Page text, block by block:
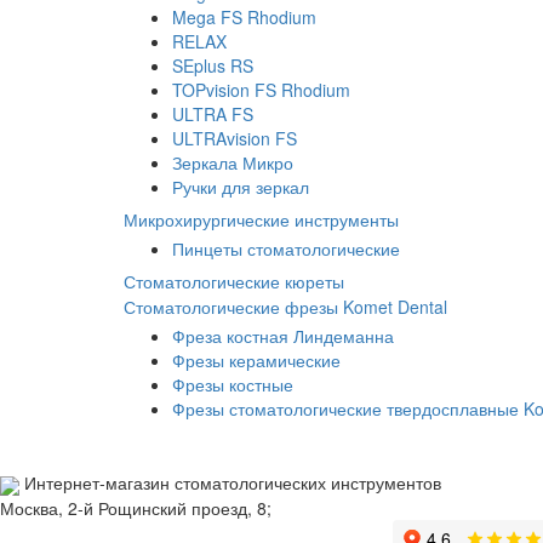
Mega FS Rhodium
RELAX
SEplus RS
TOPvision FS Rhodium
ULTRA FS
ULTRAvision FS
Зеркала Микро
Ручки для зеркал
Микрохирургические инструменты
Пинцеты стоматологические
Стоматологические кюреты
Стоматологические фрезы Komet Dental
Фреза костная Линдеманна
Фрезы керамические
Фрезы костные
Фрезы стоматологические твердосплавные
Интернет-магазин стоматологических инструментов
Москва, 2-й Рощинский проезд, 8;